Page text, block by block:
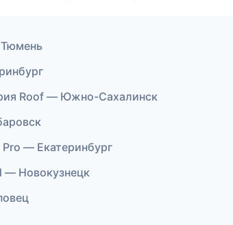
Roof — Южно-Сахалинск
— Екатеринбург
— Новокузнецк